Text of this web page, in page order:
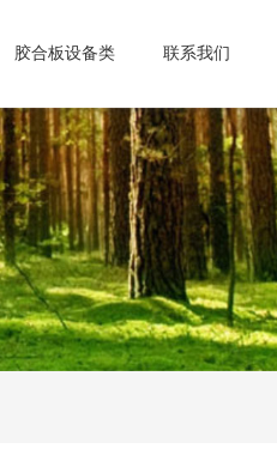
胶合板设备类 联系我们